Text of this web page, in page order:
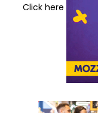
Click here